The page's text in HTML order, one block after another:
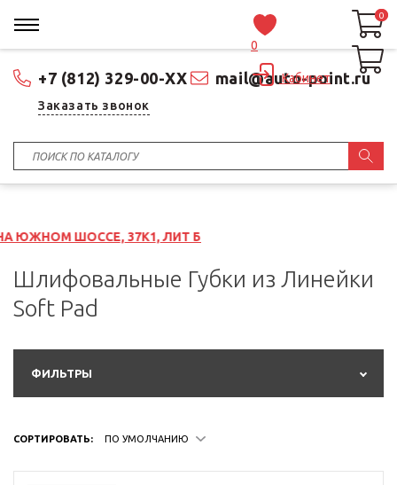
+7 (812) 329-00-XX mail@auto-point.ru
Заказать звонок
0
Кабинет
0
0
37К1, ЛИТ Б
Шлифовальные Губки из Линейки
Soft Pad
ФИЛЬТРЫ
СОРТИРОВАТЬ: ПО УМОЛЧАНИЮ